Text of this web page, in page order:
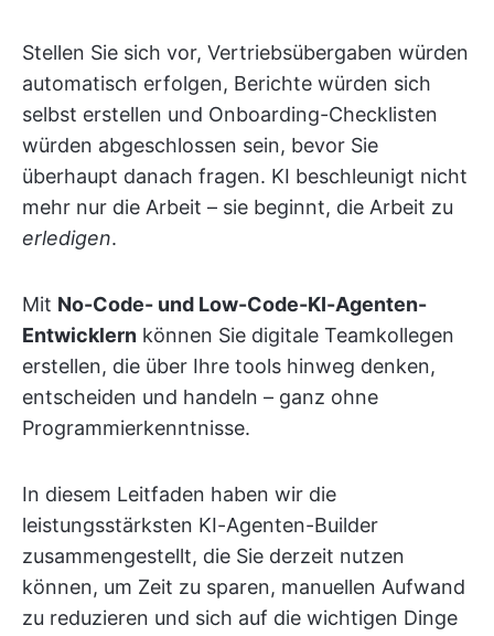
Stellen Sie sich vor, Vertriebsübergaben würden
automatisch erfolgen, Berichte würden sich
selbst erstellen und Onboarding-Checklisten
würden abgeschlossen sein, bevor Sie
überhaupt danach fragen. KI beschleunigt nicht
mehr nur die Arbeit – sie beginnt, die Arbeit zu
erledigen.
Mit No-Code- und Low-Code-KI-Agenten-
Entwicklern können Sie digitale Teamkollegen
erstellen, die über Ihre tools hinweg denken,
entscheiden und handeln – ganz ohne
Programmierkenntnisse.
In diesem Leitfaden haben wir die
leistungsstärksten KI-Agenten-Builder
zusammengestellt, die Sie derzeit nutzen
können, um Zeit zu sparen, manuellen Aufwand
zu reduzieren und sich auf die wichtigen Dinge